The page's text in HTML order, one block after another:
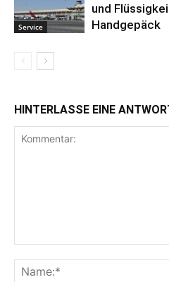
Service
und
Handgepäck
HINTERLASSE EINE